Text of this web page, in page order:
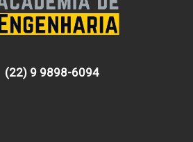
(22) 9 9898-6094